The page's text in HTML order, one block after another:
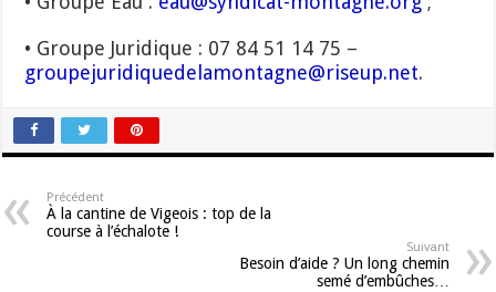
• Groupe Juridique : 07 84 51 14 75 –
groupejuridiquedelamontagne@riseup.net.
Précédent
À la cantine de Vigeois : top de la
course à l’échalote !
Suivant
Besoin d’aide ? Un long chemin
semé d’embûches…